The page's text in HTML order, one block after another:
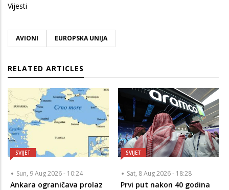
Vijesti
AVIONI EUROPSKA UNIJA
RELATED ARTICLES
SVIJET
Sun, 9 Aug 2026 - 10:24
Ankara ograničava prolaz
SVIJET
Sat, 8 Aug 2026 - 18:28
Prvi put nakon 40 godina